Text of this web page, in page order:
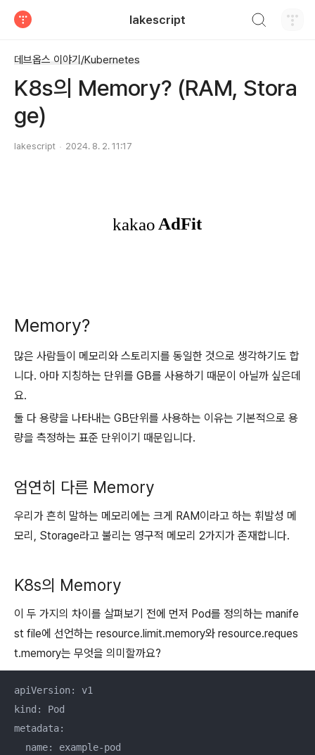
lakescript
데브옵스 이야기/Kubernetes
K8s의 Memory? (RAM, Stora
ge)
lakescript 2024. 8. 2. 11:17
Memory?
많은 사람들이 메모리와 스토리지를 동일한 것으로 생각하기도 합
니다. 아마 지칭하는 단위를 GB를 사용하기 때문이 아닐까 싶은데
요.
둘 다 용량을 나타내는 GB단위를 사용하는 이유는 기본적으로 용
량을 측정하는 표준 단위이기 때문입니다.
엄연히 다른 Memory
우리가 흔히 말하는 메모리에는 크게 RAM이라고 하는 휘발성 메
모리, Storage라고 불리는 영구적 메모리 2가지가 존재합니다.
K8s의 Memory
이 두 가지의 차이를 살펴보기 전에 먼저 Pod를 정의하는 manife
st file에 선언하는 resource.limit.memory와 resource.reques
t.memory는 무엇을 의미할까요?
apiVersion: v1
kind: Pod
metadata:
  name: example-pod